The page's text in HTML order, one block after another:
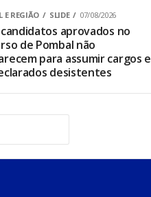
E REGIÃO SLIDE 07/08/2026
candidatos aprovados no
de Pombal não
para assumir cargos e
desistentes